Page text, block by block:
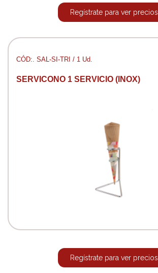
Regístrate para ver precios
CÓD:. SAL-SI-TRI / 1 Ud.
SERVICONO 1 SERVICIO (INOX)
Regístrate para ver precios